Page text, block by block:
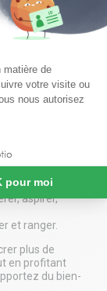
humain !
des autres,
service,
et humain ?
H/F en
france.
propre et
aspirer,
et ranger.
plus de
en profitant
du bien-